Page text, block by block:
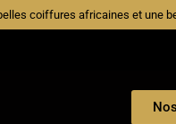
coiffures africaines et une